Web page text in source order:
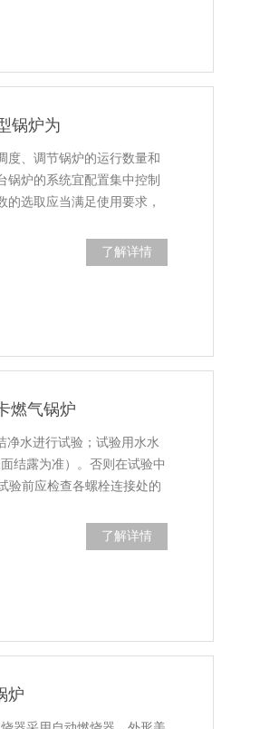
锅炉为
度、调节锅炉的运行数量和
锅炉的系统宜配置集中控制
选取应当满足使用要求，
了解详情
燃气锅炉
净水进行试验；试验用水水
结露为准）。否则在试验中
验前应检查各螺栓连接处的
了解详情
炉